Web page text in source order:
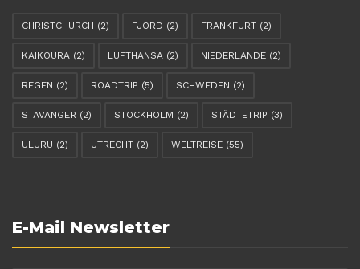
CHRISTCHURCH (2) FJORD (2) FRANKFURT (2)
KAIKOURA (2) LUFTHANSA (2) NIEDERLANDE (2)
REGEN (2) ROADTRIP (5) SCHWEDEN (2)
STAVANGER (2) STOCKHOLM (2) STÄDTETRIP (3)
ULURU (2) UTRECHT (2) WELTREISE (55)
E-Mail Newsletter